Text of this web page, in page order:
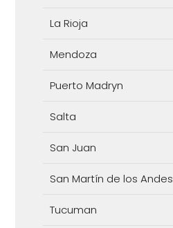
La Rioja
Mendoza
Puerto Madryn
Salta
San Juan
San Martín de los Andes
Tucuman